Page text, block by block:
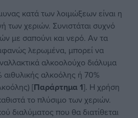
κατά των λοιμώξεων είναι η
των χεριών. Συνιστάται συχνό
με σαπούνι και νερό. Aν τα
λερωμένα, μπορεί να
αλκοολούχο διάλυμα
αιθυλικής αλκοόλης ή 70%
[Παράρτημα 1]. Η χρήση
το πλύσιμο των χεριών.
διαλύματος που θα διατίθεται